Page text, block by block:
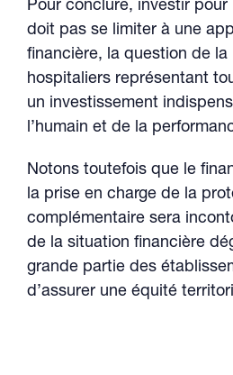
Pour conclure, investir
doit pas se limiter à une
financière, la question de
hospitaliers représentant
un investissement
l’humain et de la
Notons toutefois que le
la prise en charge de la
complémentaire sera
de la situation financière
grande partie des
d’assurer une équité